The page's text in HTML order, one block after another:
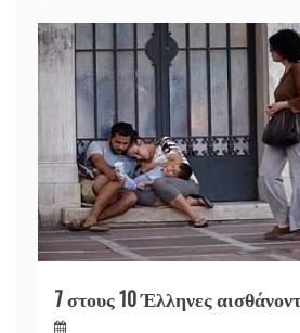
7 στους 10 Έλληνες